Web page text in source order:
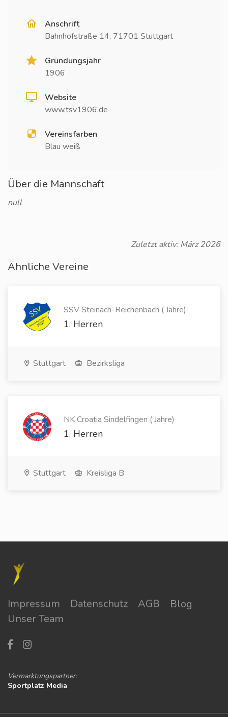
Anschrift
Bahnhofstraße 14, 71701 Stuttgart
Gründungsjahr
1906
Website
www.tsv1906.de
Vereinsfarben
Blau weiß
Über die Mannschaft
null
Zuletzt aktiv: März 2026
Ähnliche Vereine
SSV Steinach-Reichenbach ( Jahre)
1. Herren
Stuttgart Bezirksliga
NK Croatia Sindelfingen ( Jahre)
1. Herren
Stuttgart Kreisliga B
Impressum Datenschutz AGB
Blog
Unser Team
Vermarktungspartner:
Sportplatz Media